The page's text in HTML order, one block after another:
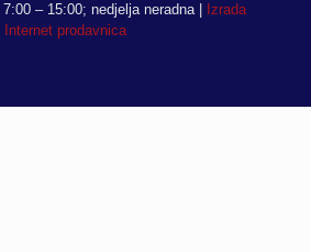
– 15:00; nedjelja neradna |
Izrada
Internet prodavnica